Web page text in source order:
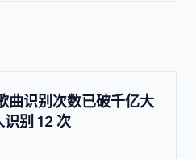
曲识别次数已破千亿大
别 12 次